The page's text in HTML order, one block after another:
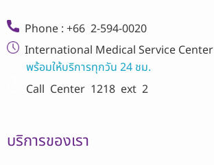
Phone : +66 2-594-0020
International Medical Service Center
พร้อมให้บริการทุกวัน 24 ชม.
Call Center 1218 ext 2
บริการของเรา